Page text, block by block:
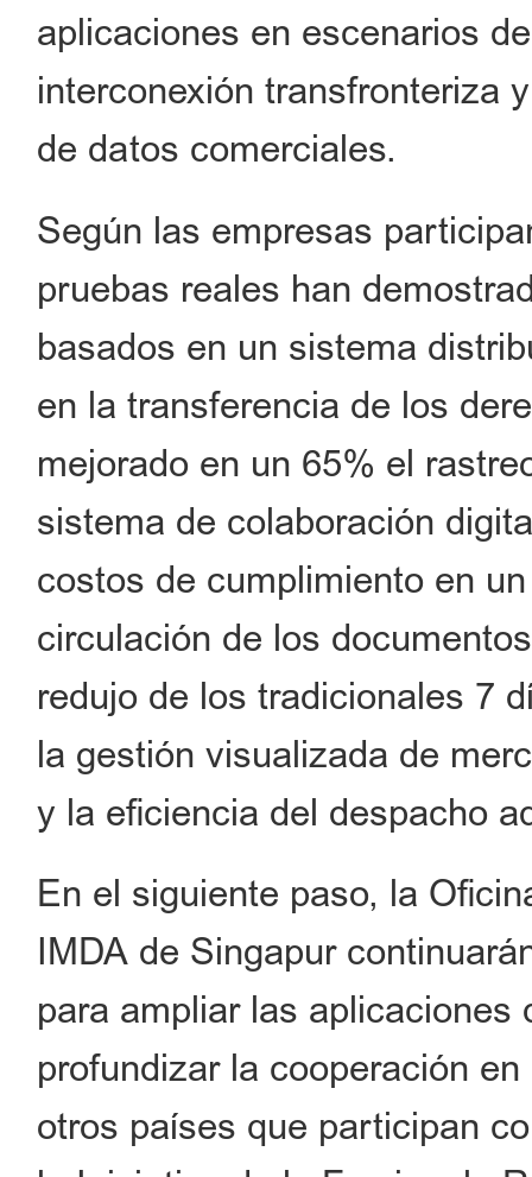
aplicaciones en escenarios
interconexión transfronteriza
de datos comerciales.
Según las empresas
pruebas reales han
basados en un sistema
en la transferencia de los
mejorado en un 65% el
sistema de colaboración
costos de cumplimiento en
circulación de los
redujo de los tradicionales 7
la gestión visualizada de
y la eficiencia del despacho
En el siguiente paso, la
IMDA de Singapur
para ampliar las
profundizar la cooperación
otros países que participan